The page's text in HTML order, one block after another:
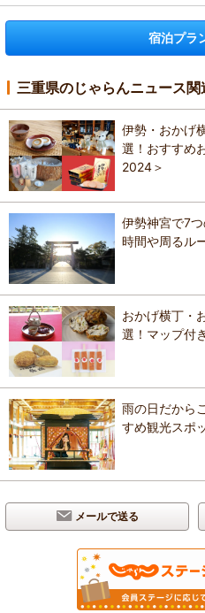
宿泊プラ
三重県のじゃらんニュース関
伊勢・おかげ
選！おすすめ
2024＞
伊勢神宮で7
時間や周るル
おかげ横丁・
選！マップ付
雨の日だから
すめ観光スポ
メールで送る